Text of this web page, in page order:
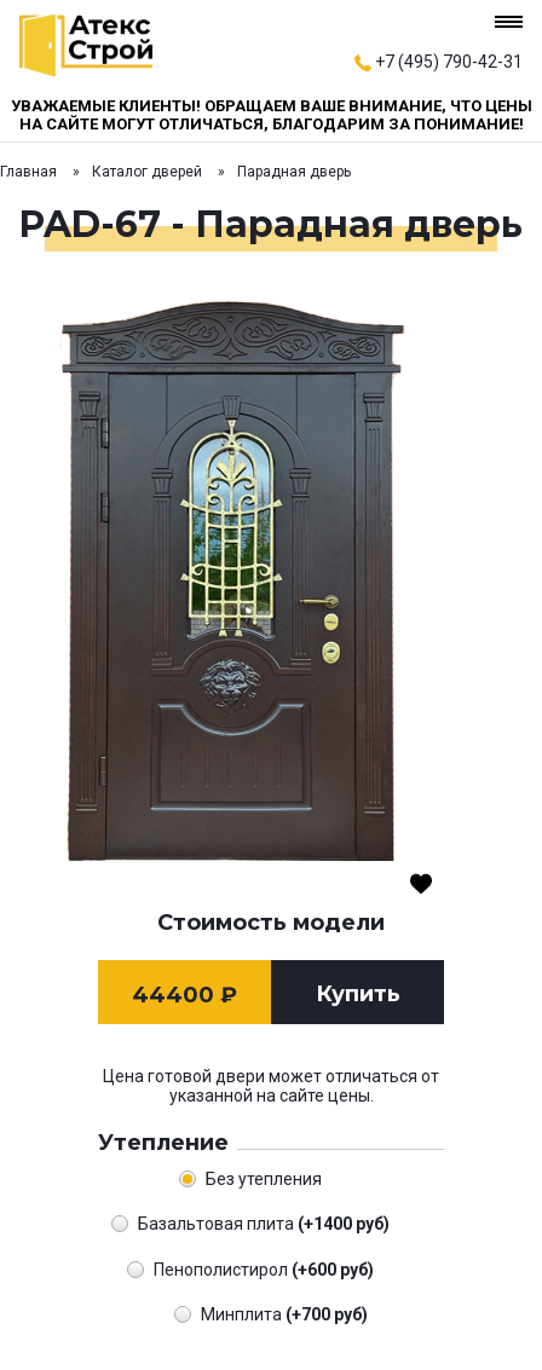
+7 (495) 790-42-31
УВАЖАЕМЫЕ КЛИЕНТЫ! ОБРАЩАЕМ ВАШЕ ВНИМАНИЕ, ЧТО ЦЕНЫ
НА САЙТЕ МОГУТ ОТЛИЧАТЬСЯ, БЛАГОДАРИМ ЗА ПОНИМАНИЕ!
Главная Каталог дверей Парадная дверь
PAD-67 - Парадная дверь
Стоимость модели
44400 ₽ Купить
Цена готовой двери может отличаться от
указанной на сайте цены.
Утепление
Без утепления
Базальтовая плита (+1400 руб)
Пенополистирол (+600 руб)
Минплита (+700 руб)